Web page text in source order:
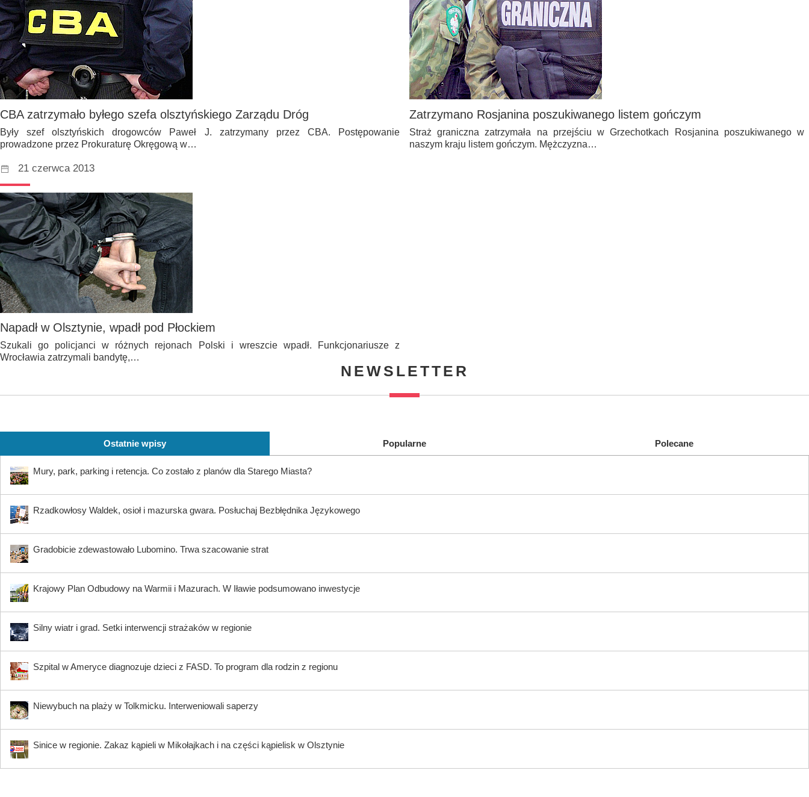
CBA zatrzymało byłego szefa olsztyńskiego Zarządu Dróg
Były szef olsztyńskich drogowców Paweł J. zatrzymany przez CBA. Postępowanie
prowadzone przez Prokuraturę Okręgową w…
Zatrzymano Rosjanina poszukiwanego listem gończym
Straż graniczna zatrzymała na przejściu w Grzechotkach Rosjanina poszukiwanego w
naszym kraju listem gończym. Mężczyzna…
21 czerwca 2013
Napadł w Olsztynie, wpadł pod Płockiem
Szukali go policjanci w różnych rejonach Polski i wreszcie wpadł. Funkcjonariusze z
Wrocławia zatrzymali bandytę,…
NEWSLETTER
Ostatnie wpisy Popularne Polecane
Mury, park, parking i retencja. Co zostało z planów dla Starego Miasta?
Rzadkowłosy Waldek, osioł i mazurska gwara. Posłuchaj Bezbłędnika Językowego
Gradobicie zdewastowało Lubomino. Trwa szacowanie strat
Krajowy Plan Odbudowy na Warmii i Mazurach. W Iławie podsumowano inwestycje
Silny wiatr i grad. Setki interwencji strażaków w regionie
Szpital w Ameryce diagnozuje dzieci z FASD. To program dla rodzin z regionu
Niewybuch na plaży w Tolkmicku. Interweniowali saperzy
Sinice w regionie. Zakaz kąpieli w Mikołajkach i na części kąpielisk w Olsztynie